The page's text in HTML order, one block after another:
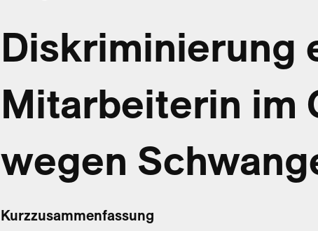
Diskriminierung
Mitarbeiterin im
wegen
Kurzzusammenfassung